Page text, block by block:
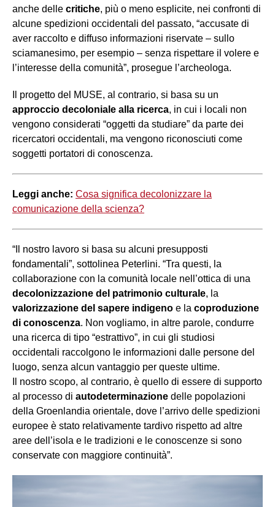
anche delle critiche, più o meno esplicite, nei confronti di
alcune spedizioni occidentali del passato, “accusate di
aver raccolto e diffuso informazioni riservate – sullo
sciamanesimo, per esempio – senza rispettare il volere e
l’interesse della comunità”, prosegue l’archeologa.
Il progetto del MUSE, al contrario, si basa su un
approccio decoloniale alla ricerca, in cui i locali non
vengono considerati “oggetti da studiare” da parte dei
ricercatori occidentali, ma vengono riconosciuti come
soggetti portatori di conoscenza.
Leggi anche: Cosa significa decolonizzare la
comunicazione della scienza?
“Il nostro lavoro si basa su alcuni presupposti
fondamentali”, sottolinea Peterlini. “Tra questi, la
collaborazione con la comunità locale nell’ottica di una
decolonizzazione del patrimonio culturale, la
valorizzazione del sapere indigeno e la coproduzione
di conoscenza. Non vogliamo, in altre parole, condurre
una ricerca di tipo “estrattivo”, in cui gli studiosi
occidentali raccolgono le informazioni dalle persone del
luogo, senza alcun vantaggio per queste ultime.
Il nostro scopo, al contrario, è quello di essere di supporto
al processo di autodeterminazione delle popolazioni
della Groenlandia orientale, dove l’arrivo delle spedizioni
europee è stato relativamente tardivo rispetto ad altre
aree dell’isola e le tradizioni e le conoscenze si sono
conservate con maggiore continuità”.